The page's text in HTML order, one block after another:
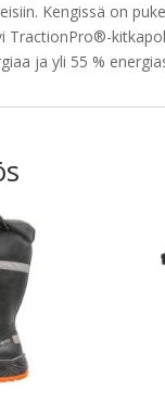
Kengissä on
TractionPro®-
ja yli 55 %